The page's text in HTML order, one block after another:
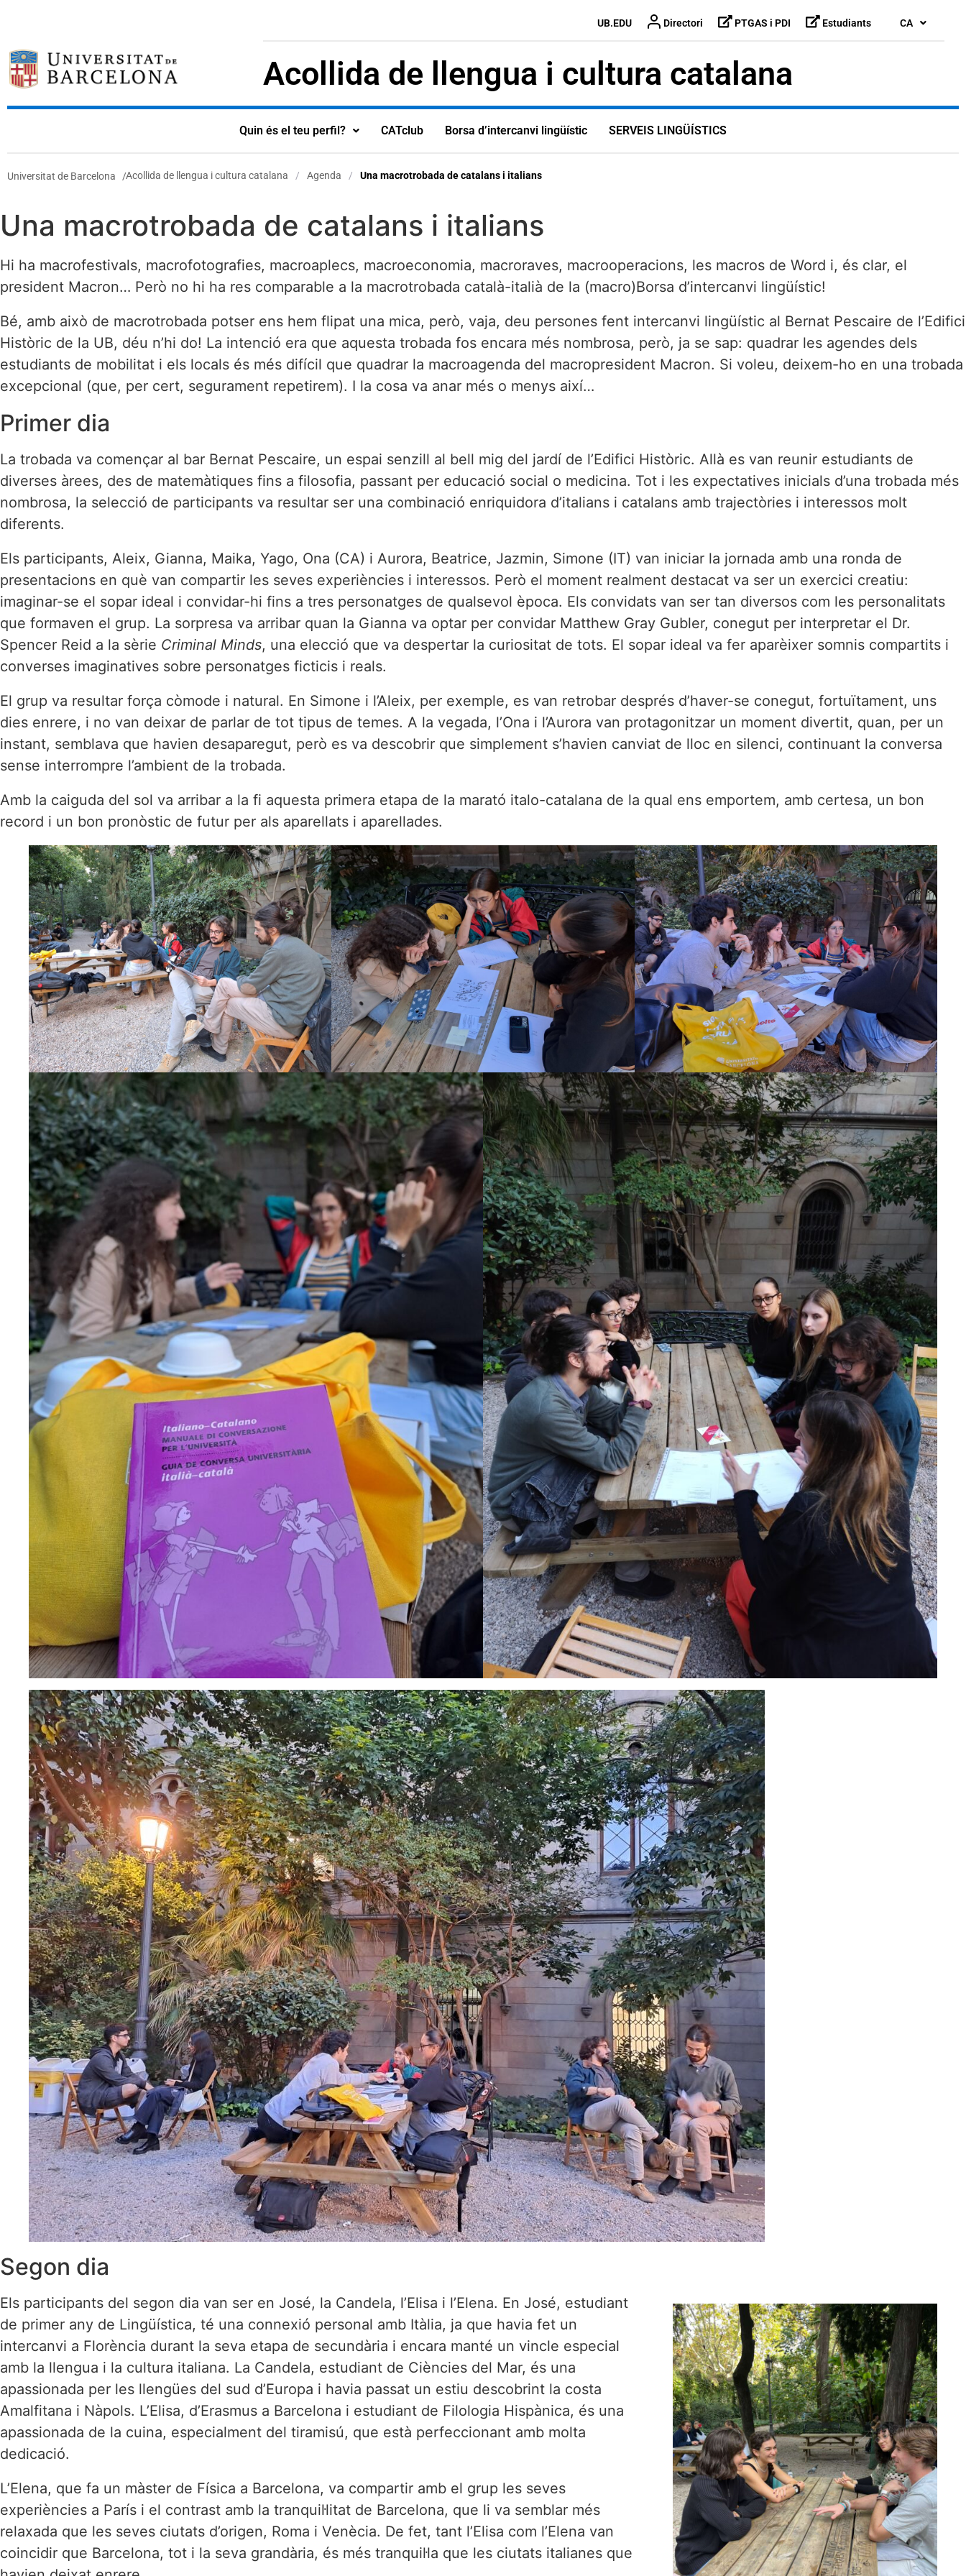
UB.EDU Directori PTGAS i PDI Estudiants CA
Acollida de llengua i cultura catalana
Quin és el teu perfil? CATclub Borsa d’intercanvi lingüístic SERVEIS LINGÜÍSTICS
Universitat de Barcelona /Acollida de llengua i cultura catalana / Agenda / Una macrotrobada de catalans i italians
Una macrotrobada de catalans i italians
Hi ha macrofestivals, macrofotografies, macroaplecs, macroeconomia, macroraves, macrooperacions, les macros de Word i, és clar, el
president Macron… Però no hi ha res comparable a la macrotrobada català-italià de la (macro)Borsa d’intercanvi lingüístic!
Bé, amb això de macrotrobada potser ens hem flipat una mica, però, vaja, deu persones fent intercanvi lingüístic al Bernat Pescaire de l’Edifici
Històric de la UB, déu n’hi do! La intenció era que aquesta trobada fos encara més nombrosa, però, ja se sap: quadrar les agendes dels
estudiants de mobilitat i els locals és més difícil que quadrar la macroagenda del macropresident Macron. Si voleu, deixem-ho en una trobada
excepcional (que, per cert, segurament repetirem). I la cosa va anar més o menys així…
Primer dia
La trobada va començar al bar Bernat Pescaire, un espai senzill al bell mig del jardí de l’Edifici Històric. Allà es van reunir estudiants de
diverses àrees, des de matemàtiques fins a filosofia, passant per educació social o medicina. Tot i les expectatives inicials d’una trobada més
nombrosa, la selecció de participants va resultar ser una combinació enriquidora d’italians i catalans amb trajectòries i interessos molt
diferents.
Els participants, Aleix, Gianna, Maika, Yago, Ona (CA) i Aurora, Beatrice, Jazmin, Simone (IT) van iniciar la jornada amb una ronda de
presentacions en què van compartir les seves experiències i interessos. Però el moment realment destacat va ser un exercici creatiu:
imaginar-se el sopar ideal i convidar-hi fins a tres personatges de qualsevol època. Els convidats van ser tan diversos com les personalitats
que formaven el grup. La sorpresa va arribar quan la Gianna va optar per convidar Matthew Gray Gubler, conegut per interpretar el Dr.
Spencer Reid a la sèrie Criminal Minds, una elecció que va despertar la curiositat de tots. El sopar ideal va fer aparèixer somnis compartits i
converses imaginatives sobre personatges ficticis i reals.
El grup va resultar força còmode i natural. En Simone i l’Aleix, per exemple, es van retrobar després d’haver-se conegut, fortuïtament, uns
dies enrere, i no van deixar de parlar de tot tipus de temes. A la vegada, l’Ona i l’Aurora van protagonitzar un moment divertit, quan, per un
instant, semblava que havien desaparegut, però es va descobrir que simplement s’havien canviat de lloc en silenci, continuant la conversa
sense interrompre l’ambient de la trobada.
Amb la caiguda del sol va arribar a la fi aquesta primera etapa de la marató italo-catalana de la qual ens emportem, amb certesa, un bon
record i un bon pronòstic de futur per als aparellats i aparellades.
Segon dia
Els participants del segon dia van ser en José, la Candela, l’Elisa i l’Elena. En José, estudiant
de primer any de Lingüística, té una connexió personal amb Itàlia, ja que havia fet un
intercanvi a Florència durant la seva etapa de secundària i encara manté un vincle especial
amb la llengua i la cultura italiana. La Candela, estudiant de Ciències del Mar, és una
apassionada per les llengües del sud d’Europa i havia passat un estiu descobrint la costa
Amalfitana i Nàpols. L’Elisa, d’Erasmus a Barcelona i estudiant de Filologia Hispànica, és una
apassionada de la cuina, especialment del tiramisú, que està perfeccionant amb molta
dedicació.
L’Elena, que fa un màster de Física a Barcelona, va compartir amb el grup les seves
experiències a París i el contrast amb la tranquil·litat de Barcelona, que li va semblar més
relaxada que les seves ciutats d’origen, Roma i Venècia. De fet, tant l’Elisa com l’Elena van
coincidir que Barcelona, tot i la seva grandària, és més tranquil·la que les ciutats italianes que